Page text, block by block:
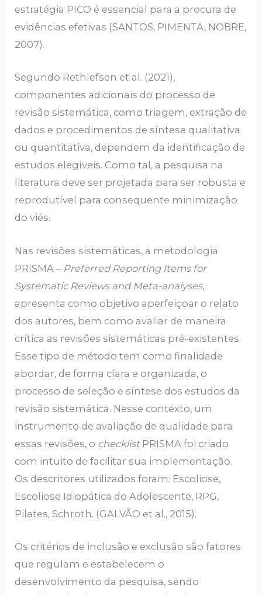
estratégia PICO é essencial para a procura de
evidências efetivas (SANTOS, PIMENTA, NOBRE,
2007).
Segundo Rethlefsen et al . (2021),
componentes adicionais do processo de
revisão sistemática, como triagem, extração de
dados e procedimentos de síntese qualitativa
ou quantitativa, dependem da identificação de
estudos elegíveis. Como tal, a pesquisa na
literatura deve ser projetada para ser robusta e
reprodutível para consequente minimização
do viés.
Nas revisões sistemáticas, a metodologia
PRISMA – Preferred Reporting Items for
Systematic Reviews and Meta-analyses,
apresenta como objetivo aperfeiçoar o relato
dos autores, bem como avaliar de maneira
crítica as revisões sistemáticas pré-existentes.
Esse tipo de método tem como finalidade
abordar, de forma clara e organizada, o
processo de seleção e síntese dos estudos da
revisão sistemática. Nesse contexto, um
instrumento de avaliação de qualidade para
essas revisões, o checklist PRISMA foi criado
com intuito de facilitar sua implementação.
Os descritores utilizados foram: Escoliose,
Escoliose Idiopática do Adolescente, RPG,
Pilates, Schroth. (GALVÃO et al., 2015).
Os critérios de inclusão e exclusão são fatores
que regulam e estabelecem o
desenvolvimento da pesquisa, sendo